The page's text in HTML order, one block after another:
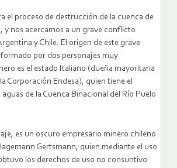
el proceso de destrucción de la cuenca de
y nos acercamos a un grave conflicto
y Chile. El origen de este grave
por dos personajes muy
es el estado Italiano (dueña mayoritaria
Corporación Endesa), quien tiene el
de la Cuenca Binacional del Río Puelo
es un oscuro empresario minero chileno
Gertsmann, quien mediante el uso
los derechos de uso no consuntivo